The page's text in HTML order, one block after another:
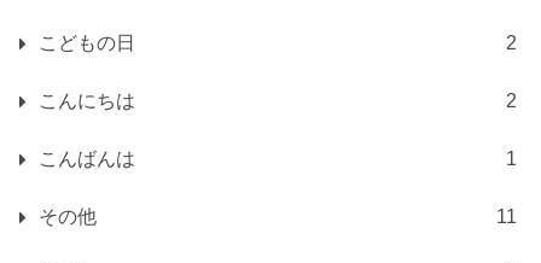
こどもの日 2
こんにちは 2
こんばんは 1
その他 11